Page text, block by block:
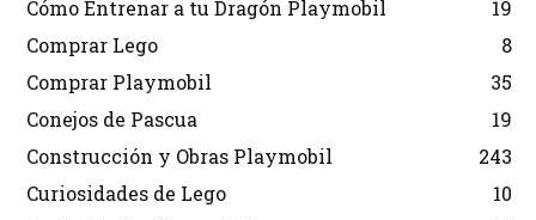
Cómo Entrenar a tu Dragón Playmobil
19
Comprar Lego
8
Comprar Playmobil
35
Conejos de Pascua
19
Construcción y Obras Playmobil
243
Curiosidades de Lego
10